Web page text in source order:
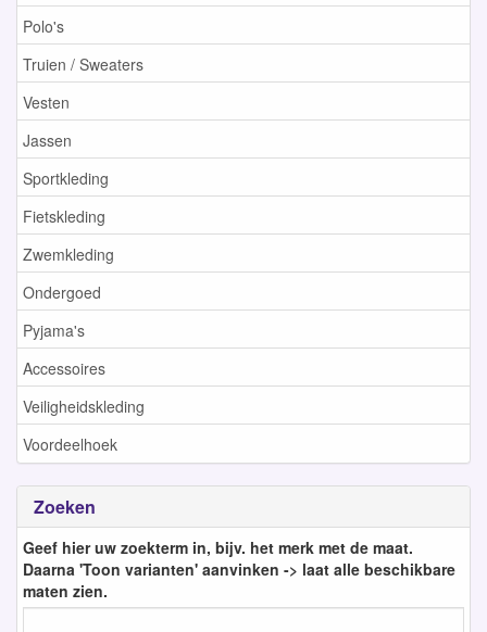
Polo's
Truien / Sweaters
Vesten
Jassen
Sportkleding
Fietskleding
Zwemkleding
Ondergoed
Pyjama's
Accessoires
Veiligheidskleding
Voordeelhoek
Zoeken
Geef hier uw zoekterm in, bijv. het merk met de maat.
Daarna 'Toon varianten' aanvinken -> laat alle beschikbare
maten zien.